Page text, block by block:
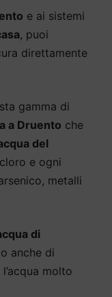
e ai sistemi
, puoi
direttamente
gamma di
a Druento che
del
e ogni
metalli
di
anche di
molto